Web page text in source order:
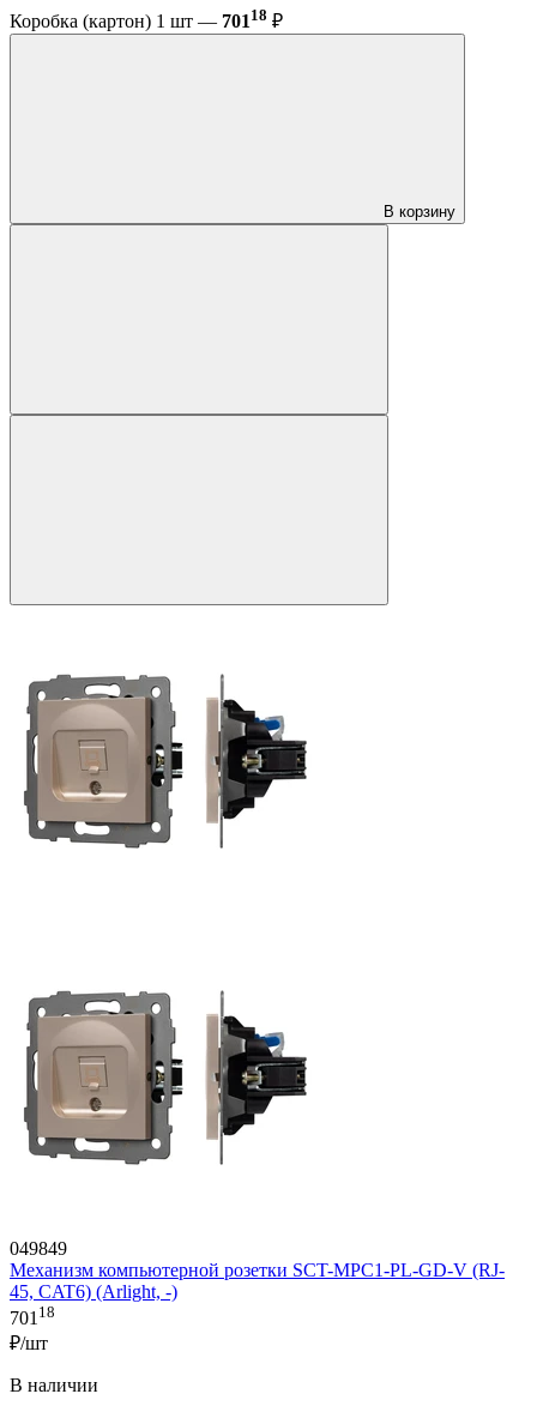
Коробка (картон) 1 шт — 701 18 ₽
В корзину
049849
Механизм компьютерной розетки SCT-MPC1-PL-GD-V (RJ-
45, CAT6) (Arlight, -)
70118
₽/шт
В наличии